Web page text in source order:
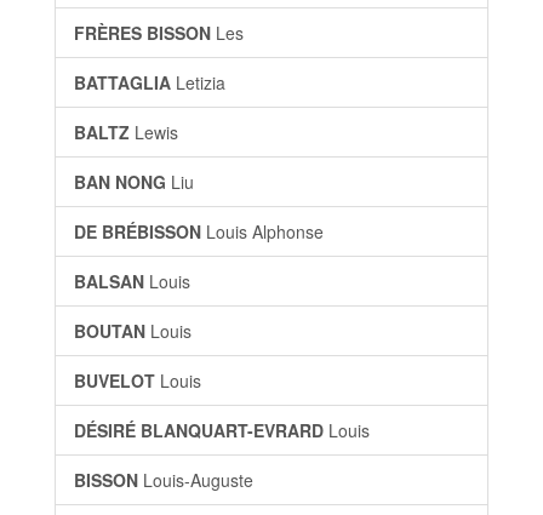
FRÈRES BISSON Les
BATTAGLIA Letizia
BALTZ Lewis
BAN NONG Liu
DE BRÉBISSON Louis Alphonse
BALSAN Louis
BOUTAN Louis
BUVELOT Louis
DÉSIRÉ BLANQUART-EVRARD Louis
BISSON Louis-Auguste